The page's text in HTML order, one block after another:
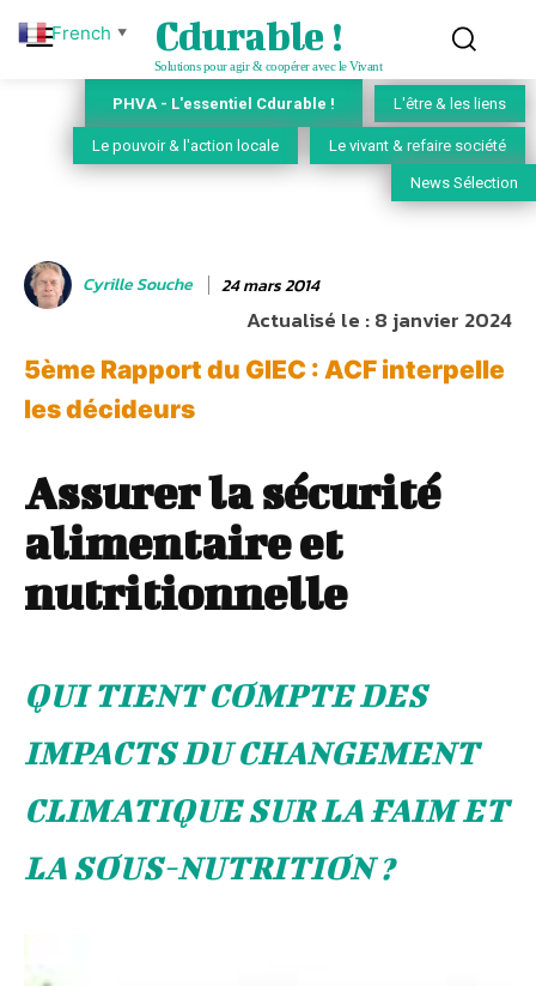
Cdurable !
Solutions pour agir & coopérer avec le Vivant
PHVA - L'essentiel Cdurable ! L'être & les liens
Le pouvoir & l'action locale Le vivant & refaire société
News Sélection
Cyrille Souche 24 mars 2014
Actualisé le :8 janvier 2024
5ème Rapport du GIEC : ACF interpelle
les décideurs
Assurer la sécurité
alimentaire et
nutritionnelle
QUI TIENT COMPTE DES
IMPACTS DU CHANGEMENT
CLIMATIQUE SUR LA FAIM ET
LA SOUS-NUTRITION ?
French ▼